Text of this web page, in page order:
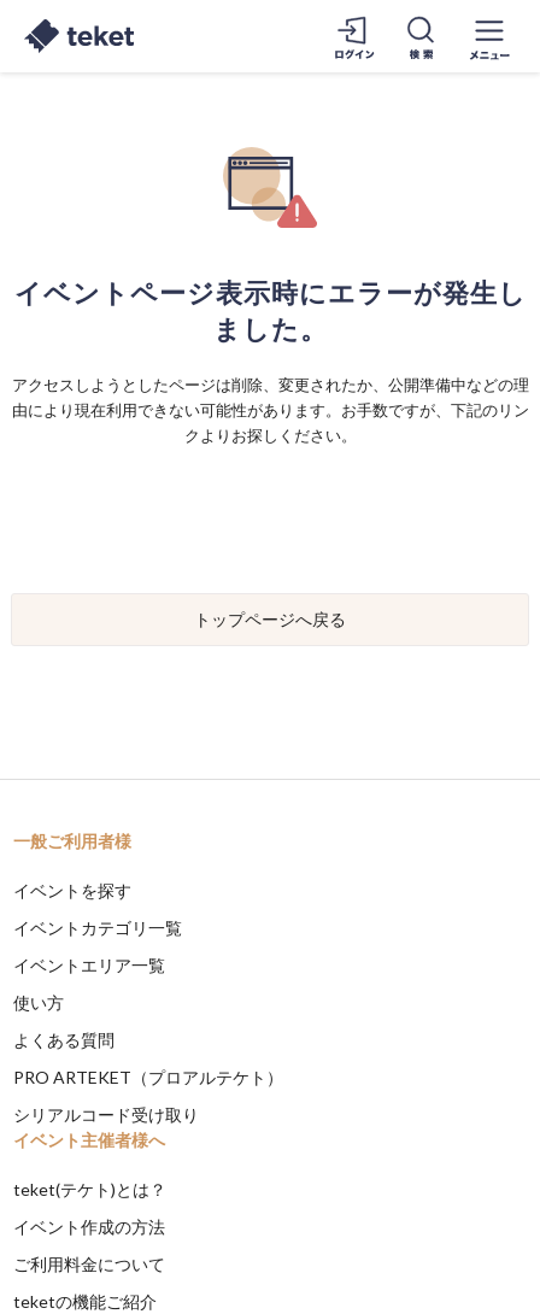
イベントページ表示時にエラーが発生し
ました。
アクセスしようとしたページは削除、変更されたか、公開準備中などの理
由により現在利用できない可能性があります。お手数ですが、下記のリン
クよりお探しください。
トップページへ戻る
一般ご利用者様
イベントを探す
イベントカテゴリ一覧
イベントエリア一覧
使い方
よくある質問
PRO ARTEKET（プロアルテケト）
シリアルコード受け取り
イベント主催者様へ
teket(テケト)とは？
イベント作成の方法
ご利用料金について
teketの機能ご紹介